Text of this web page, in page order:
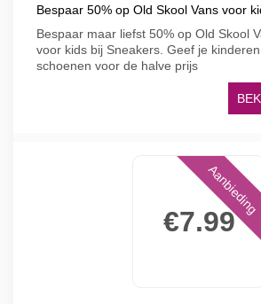
Bespaar 50% op Old Skool Vans voor
Bespaar maar liefst 50% op Old Skool
voor kids bij Sneakers. Geef je
schoenen voor de halve prijs
€7.99
Aanbieding